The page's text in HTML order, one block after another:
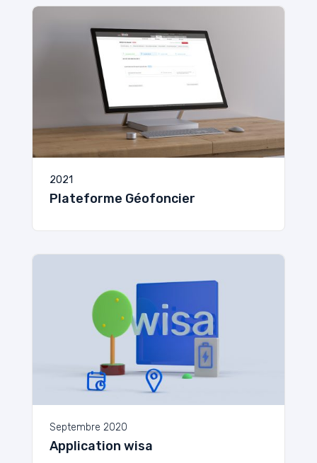
2021
Plateforme Géofoncier
Septembre 2020
Application wisa